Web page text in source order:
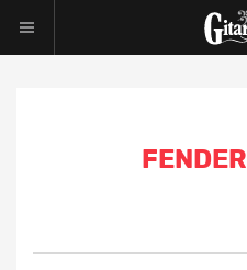
FENDER